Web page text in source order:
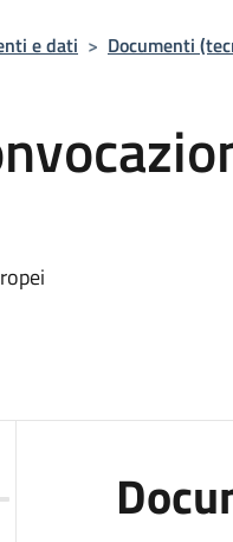
e dati > Documenti